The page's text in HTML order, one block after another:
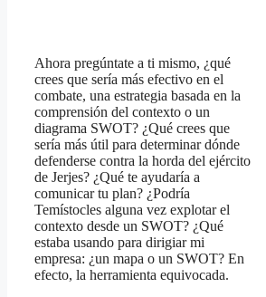
Ahora pregúntate a ti mismo, ¿qué
crees que sería más efectivo en el
combate, una estrategia basada en la
comprensión del contexto o un
diagrama SWOT? ¿Qué crees que
sería más útil para determinar dónde
defenderse contra la horda del ejército
de Jerjes? ¿Qué te ayudaría a
comunicar tu plan? ¿Podría
Temístocles alguna vez explotar el
contexto desde un SWOT? ¿Qué
estaba usando para dirigiar mi
empresa: ¿un mapa o un SWOT? En
efecto, la herramienta equivocada.